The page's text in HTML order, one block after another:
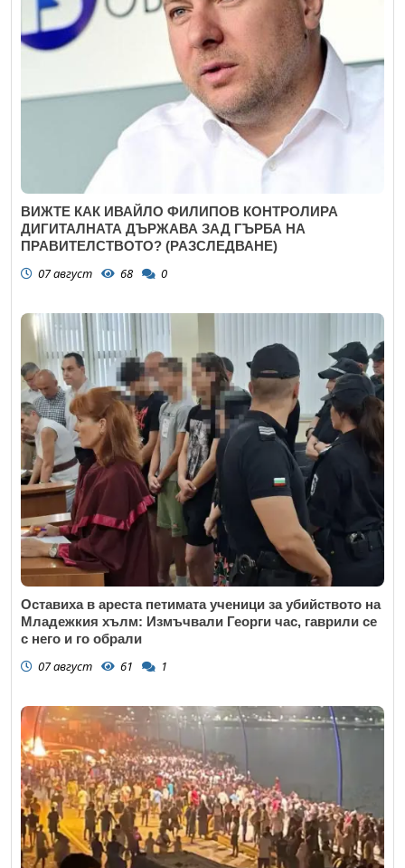
ВИЖТЕ КАК ИВАЙЛО ФИЛИПОВ КОНТРОЛИРА
ДИГИТАЛНАТА ДЪРЖАВА ЗАД ГЪРБА НА
ПРАВИТЕЛСТВОТО? (РАЗСЛЕДВАНЕ)
07 август 68 0
Оставиха в ареста петимата ученици за убийството на
Младежкия хълм: Измъчвали Георги час, гаврили се
с него и го обрали
07 август 61 1